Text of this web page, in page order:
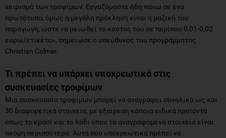
χειρισμό των τροφίμων. Εργαζόμαστε ήδη πάνω σε ένα
πρωτότυπο, όμως η μεγάλη πρόκληση είναι η μαζική του
παραγωγή, ώστε να μειωθεί το κόστος του σε περίπου 0,01-0,02
ευρώ/ετικέτα», σημείωσε ο υπεύθυνος του προγράμματος
Christian Colmer.
Τι πρέπει να υπάρχει υποχρεωτικά στις
συσκευασίες τροφίμων
Μια συσκευασία τροφίμων μπορεί να αναγράφει συνολικά ως και
30 διαφορετικά στοιχεία, με εξαίρεση κάποια ειδικά προϊόντα
όπως το κρασί και το λάδι όπου τα αναγραφόμενα στοιχεία είναι
ακόμη περισσότερα. Αυτά που υποχρεωτικά πρέπει να